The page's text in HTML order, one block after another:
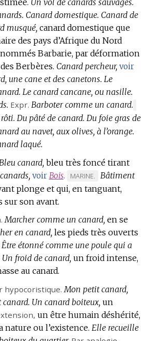
Canard domestique. Canard de
musqué, canard domestique que
des pays d’Afrique du Nord
Barbarie, par déformation
Berbères. Canard percheur, voir
une cane et des canetons. Le
Le canard cancane, ou nasille.
Expr. Barboter comme un canard.
DE
Du pâté de canard. Du foie gras de
au navet, aux olives, à l’orange.
laqué.
Bleu canard, bleu très foncé tirant
voir Bois.
MARQUE
DE
MARINE.
Bâtiment
plonge et qui, en tanguant,
sur son avant.
Marcher comme un canard, en se
en canard, les pieds très ouverts
Être étonné comme une poule qui a
Un froid de canard, un froid intense,
au canard.
hypocoristique. Mon petit canard,
Un canard boiteux, un
, un être humain déshérité,
nature ou l’existence. Elle recueille